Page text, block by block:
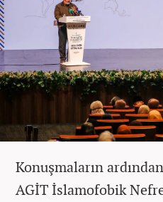
Konuşmaların
AGİT İslamofobik